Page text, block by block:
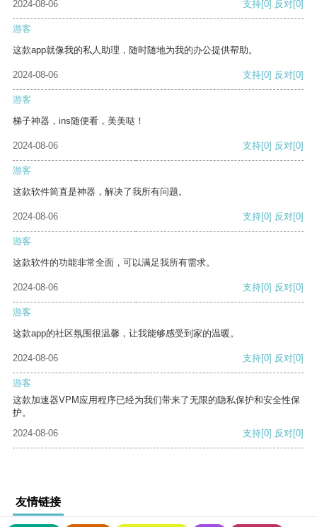
2024-08-06
支持[0] 反对[0]
游客
这款app就像我的私人助理，随时随地为我的办公提供帮助。
2024-08-06 支持[0] 反对[0]
游客
梯子神器，ins随便看，美美哒！
2024-08-06 支持[0] 反对[0]
游客
这款软件简直是神器，解决了我所有问题。
2024-08-06 支持[0] 反对[0]
游客
这款软件的功能非常全面，可以满足我所有需求。
2024-08-06 支持[0] 反对[0]
游客
这款app的社区氛围很温馨，让我能够感受到家的温暖。
2024-08-06 支持[0] 反对[0]
游客
这款加速器VPM应用程序已经为我们带来了无限的隐私保护和安全性保
护。
2024-08-06
支持[0] 反对[0]
友情链接